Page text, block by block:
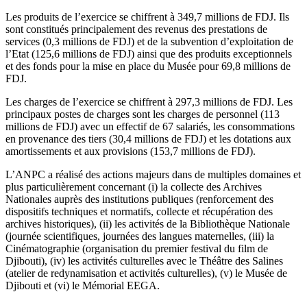
Les produits de l’exercice se chiffrent à 349,7 millions de FDJ. Ils
sont constitués principalement des revenus des prestations de
services (0,3 millions de FDJ) et de la subvention d’exploitation de
l’Etat (125,6 millions de FDJ) ainsi que des produits exceptionnels
et des fonds pour la mise en place du Musée pour 69,8 millions de
FDJ.
Les charges de l’exercice se chiffrent à 297,3 millions de FDJ. Les
principaux postes de charges sont les charges de personnel (113
millions de FDJ) avec un effectif de 67 salariés, les consommations
en provenance des tiers (30,4 millions de FDJ) et les dotations aux
amortissements et aux provisions (153,7 millions de FDJ).
L’ANPC a réalisé des actions majeurs dans de multiples domaines et
plus particulièrement concernant (i) la collecte des Archives
Nationales auprès des institutions publiques (renforcement des
dispositifs techniques et normatifs, collecte et récupération des
archives historiques), (ii) les activités de la Bibliothèque Nationale
(journée scientifiques, journées des langues maternelles, (iii) la
Cinématographie (organisation du premier festival du film de
Djibouti), (iv) les activités culturelles avec le Théâtre des Salines
(atelier de redynamisation et activités culturelles), (v) le Musée de
Djibouti et (vi) le Mémorial EEGA.